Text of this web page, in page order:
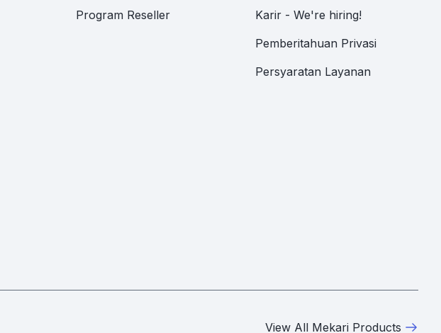
Program Reseller
Karir - We're hiring!
Pemberitahuan Privasi
Persyaratan Layanan
View All Mekari Products